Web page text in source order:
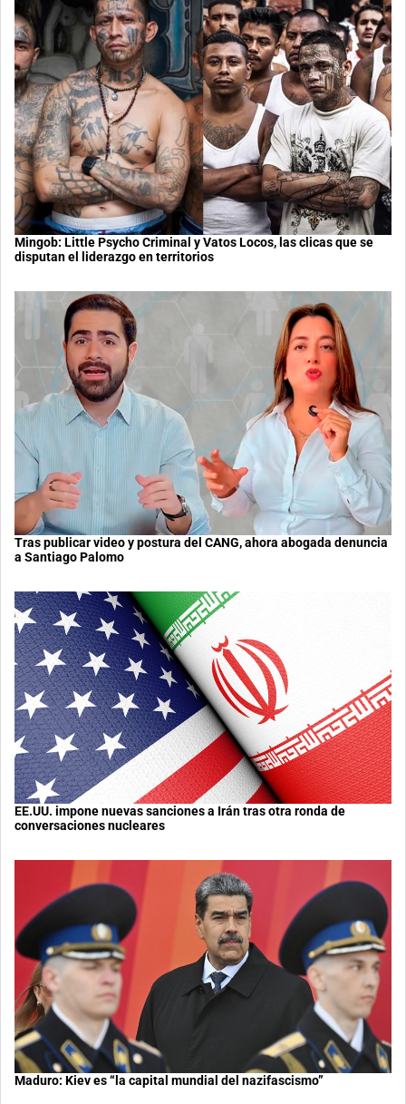
Mingob: Little Psycho Criminal y Vatos Locos, las clicas que se
disputan el liderazgo en territorios
Tras publicar video y postura del CANG, ahora abogada denuncia
a Santiago Palomo
EE.UU. impone nuevas sanciones a Irán tras otra ronda de
conversaciones nucleares
Maduro: Kiev es “la capital mundial del nazifascismo”